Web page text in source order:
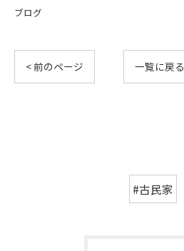
ブログ
< 前のページ 一覧に戻る
#古民家